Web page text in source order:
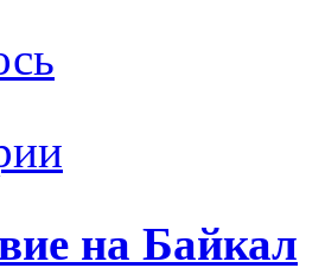
на Байкал